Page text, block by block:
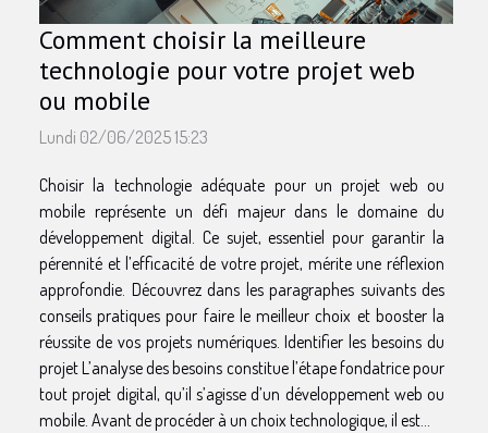
Comment choisir la meilleure
technologie pour votre projet web
ou mobile
Lundi 02/06/2025 15:23
Choisir la technologie adéquate pour un projet web ou
mobile représente un défi majeur dans le domaine du
développement digital. Ce sujet, essentiel pour garantir la
pérennité et l’efficacité de votre projet, mérite une réflexion
approfondie. Découvrez dans les paragraphes suivants des
conseils pratiques pour faire le meilleur choix et booster la
réussite de vos projets numériques. Identifier les besoins du
projet L’analyse des besoins constitue l’étape fondatrice pour
tout projet digital, qu’il s’agisse d’un développement web ou
mobile. Avant de procéder à un choix technologique, il est...